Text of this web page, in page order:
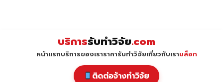
บริการรับทำวิจัย.com
หน้าแรกบริการของเราราคารับทำวิจัยเกี่ยวกับเราบล็อก
ติดต่อจ้างทำวิจัย